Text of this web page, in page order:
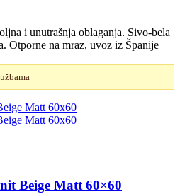
i unutrašnja oblaganja. Sivo-bela
Otporne na mraz, uvoz iz Španije
Beige Matt 60×60